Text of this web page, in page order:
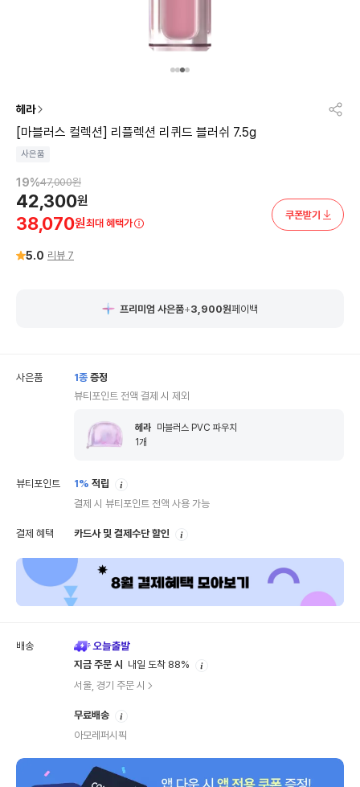
헤라
[마블러스 컬렉션] 리플렉션 리퀴드 블러쉬 7.5g
사은품
19%47,000원
42,300원
38,070원최대 혜택가
쿠폰받기
5.0 리뷰 7
프리미엄 사은품+3,900원페이백
사은품 1종 증정
뷰티포인트 전액 결제 시 제외
헤라 마블러스 PVC 파우치
1개
뷰티포인트 1% 적립
결제 시 뷰티포인트 전액 사용 가능
결제 혜택 카드사 및 결제수단 할인
배송
지금 주문 시
내일 도착 88%
서울, 경기 주문 시
무료배송
아모레퍼시픽